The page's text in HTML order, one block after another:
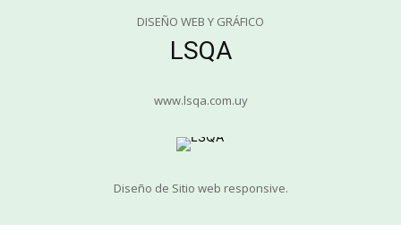
DISEÑO WEB Y GRÁFICO
LSQA
www.lsqa.com.uy
Diseño de Sitio web responsive.